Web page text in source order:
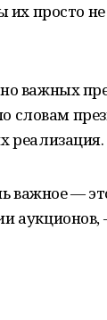
их просто
важных
словам
реализация.
важное —
аукционов,